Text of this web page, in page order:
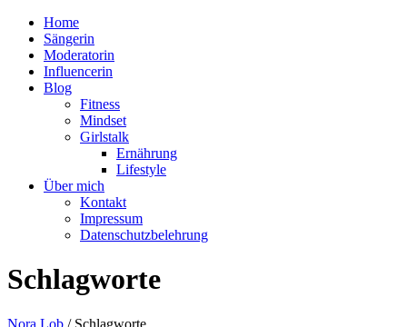
Home
Sängerin
Moderatorin
Influencerin
Blog
Fitness
Mindset
Girlstalk
Ernährung
Lifestyle
Über mich
Kontakt
Impressum
Datenschutzbelehrung
Schlagworte
Nora Lob / Schlagworte